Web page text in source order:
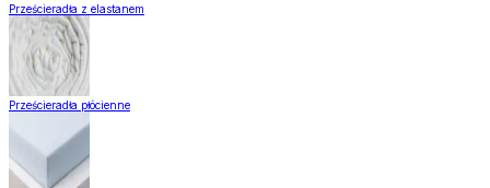
Prześcieradła z elastanem
Prześcieradła płócienne